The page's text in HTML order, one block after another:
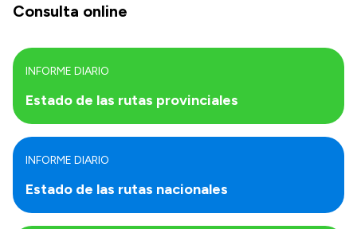
Consulta online
Estado de las rutas provinciales
INFORME DIARIO
Estado de las rutas nacionales
INFORME DIARIO